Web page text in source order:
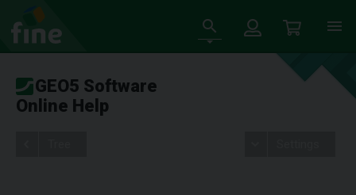
GEO5 Software
Online Help